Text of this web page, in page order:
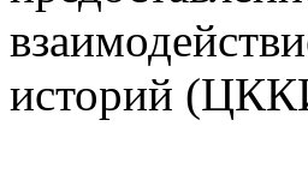
историй